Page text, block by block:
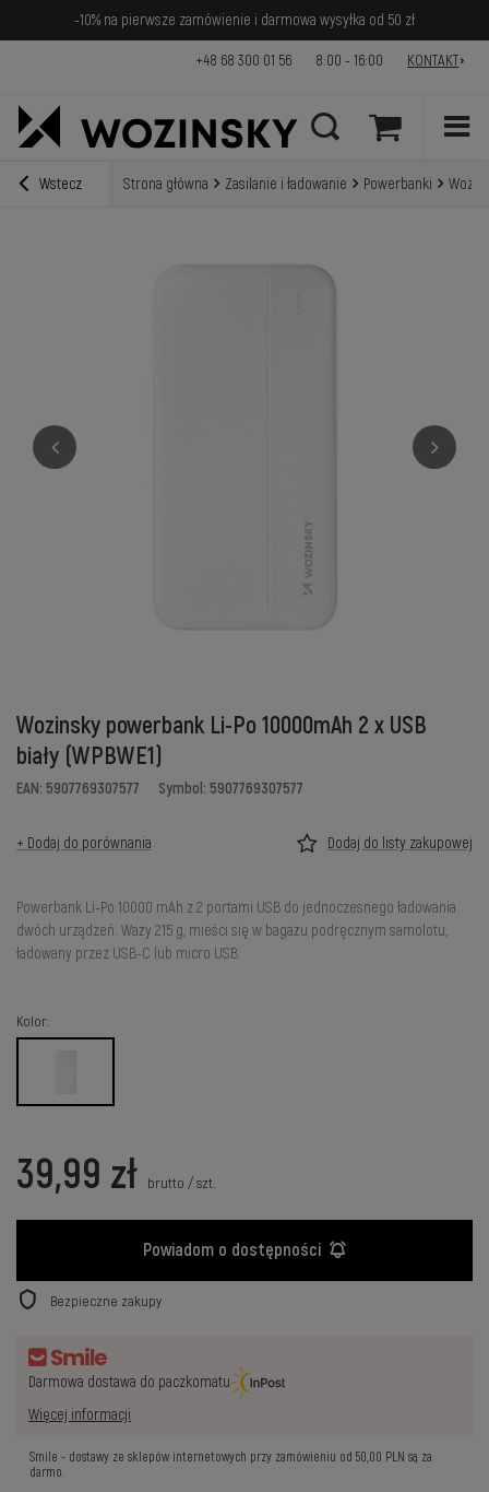
-10% na pierwsze zamówienie i darmowa wysyłka od 50 zł
+48 68 300 01 56 8:00 - 16:00 KONTAKT
Wstecz Strona główna Zasilanie i ładowanie Powerbanki
Wozinsky powerbank Li-Po 10000mAh 2 x USB
biały (WPBWE1)
EAN: 5907769307577 Symbol: 5907769307577
+ Dodaj do porównania Dodaj do listy zakupowej
Powerbank Li-Po 10000 mAh z 2 portami USB do jednoczesnego ładowania
dwóch urządzeń. Waży 215 g, mieści się w bagażu podręcznym samolotu,
ładowany przez USB-C lub micro USB.
Kolor
39,99 zł brutto /szt.
Powiadom o dostępności
Bezpieczne zakupy
Darmowa dostawa do paczkomatu
Więcej informacji
Smile - dostawy ze sklepów internetowych przy zamówieniu od50,00 PLN są za
darmo.